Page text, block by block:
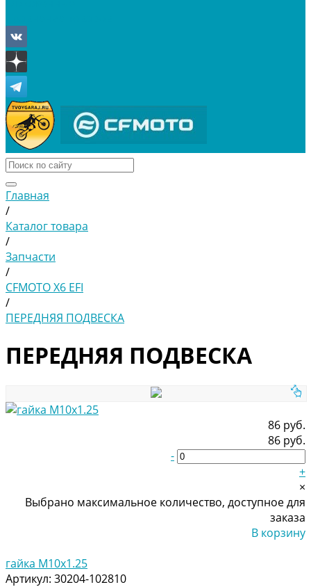
Главная
/
Каталог товара
/
Запчасти
/
CFMOTO X6 EFI
/
ПЕРЕДНЯЯ ПОДВЕСКА
ПЕРЕДНЯЯ ПОДВЕСКА
86 руб.
86 руб.
-
+
×
Выбрано максимальное количество, доступное для
заказа
В корзину
гайка M10x1.25
Артикул: 30204-102810